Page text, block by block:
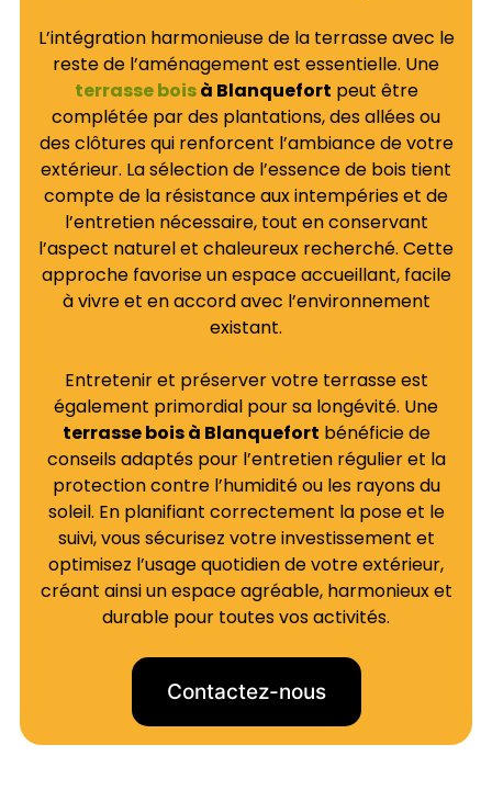
L’intégration harmonieuse de la terrasse avec le
reste de l’aménagement est essentielle. Une
terrasse boisà Blanquefort peut être
complétée par des plantations, des allées ou
des clôtures qui renforcent l’ambiance de votre
extérieur. La sélection de l’essence de bois tient
compte de la résistance aux intempéries et de
l’entretien nécessaire, tout en conservant
l’aspect naturel et chaleureux recherché. Cette
approche favorise un espace accueillant, facile
à vivre et en accord avec l’environnement
existant.
Entretenir et préserver votre terrasse est
également primordial pour sa longévité. Une
terrasse bois à Blanquefort bénéficie de
conseils adaptés pour l’entretien régulier et la
protection contre l’humidité ou les rayons du
soleil. En planifiant correctement la pose et le
suivi, vous sécurisez votre investissement et
optimisez l’usage quotidien de votre extérieur,
créant ainsi un espace agréable, harmonieux et
durable pour toutes vos activités.
Contactez-nous